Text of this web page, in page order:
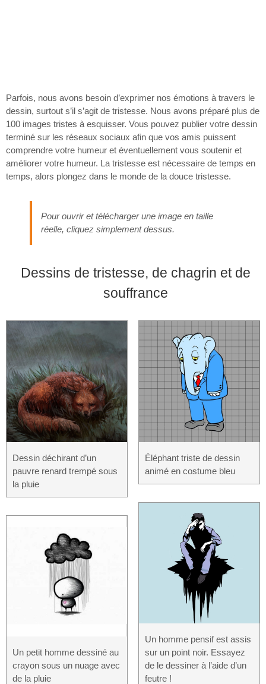
Parfois, nous avons besoin d’exprimer nos émotions à travers le
dessin, surtout s’il s’agit de tristesse. Nous avons préparé plus de
100 images tristes à esquisser. Vous pouvez publier votre dessin
terminé sur les réseaux sociaux afin que vos amis puissent
comprendre votre humeur et éventuellement vous soutenir et
améliorer votre humeur. La tristesse est nécessaire de temps en
temps, alors plongez dans le monde de la douce tristesse.
Pour ouvrir et télécharger une image en taille
réelle, cliquez simplement dessus.
Dessins de tristesse, de chagrin et de
souffrance
Dessin déchirant d’un
pauvre renard trempé sous
la pluie
Un petit homme dessiné au
crayon sous un nuage avec
de la pluie
Éléphant triste de dessin
animé en costume bleu
Un homme pensif est assis
sur un point noir. Essayez
de le dessiner à l’aide d’un
feutre !